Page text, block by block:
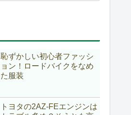
恥ずかしい初心者ファッシ
ョン！ロードバイクをなめ
た服装
トヨタの2AZ-FEエンジンは